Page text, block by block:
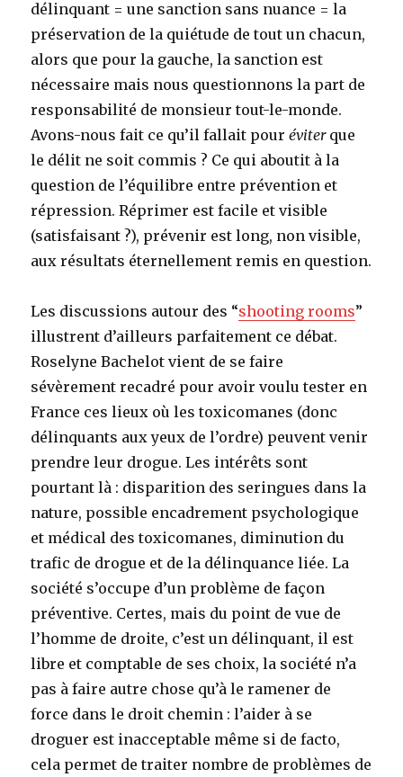
délinquant = une sanction sans nuance = la
préservation de la quiétude de tout un chacun,
alors que pour la gauche, la sanction est
nécessaire mais nous questionnons la part de
responsabilité de monsieur tout-le-monde.
Avons-nous fait ce qu’il fallait pouréviter que
le délit ne soit commis ? Ce qui aboutit à la
question de l’équilibre entre prévention et
répression. Réprimer est facile et visible
(satisfaisant ?), prévenir est long, non visible,
aux résultats éternellement remis en question.
Les discussions autour des “shooting rooms”
illustrent d’ailleurs parfaitement ce débat.
Roselyne Bachelot vient de se faire
sévèrement recadré pour avoir voulu tester en
France ces lieux où les toxicomanes (donc
délinquants aux yeux de l’ordre) peuvent venir
prendre leur drogue. Les intérêts sont
pourtant là : disparition des seringues dans la
nature, possible encadrement psychologique
et médical des toxicomanes, diminution du
trafic de drogue et de la délinquance liée. La
société s’occupe d’un problème de façon
préventive. Certes, mais du point de vue de
l’homme de droite, c’est un délinquant, il est
libre et comptable de ses choix, la société n’a
pas à faire autre chose qu’à le ramener de
force dans le droit chemin : l’aider à se
droguer est inacceptable même si de facto,
cela permet de traiter nombre de problèmes de